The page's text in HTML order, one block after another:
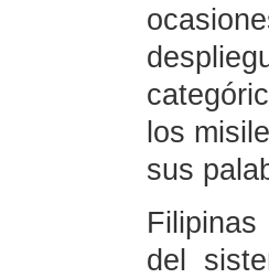
los
sus
del